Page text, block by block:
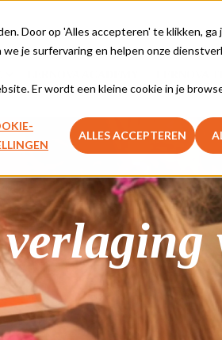
Door op 'Alles accepteren' te klikken, ga
je surfervaring en helpen onze
Er wordt een kleine cookie in je
ALLES ACCEPTEREN
verlaging